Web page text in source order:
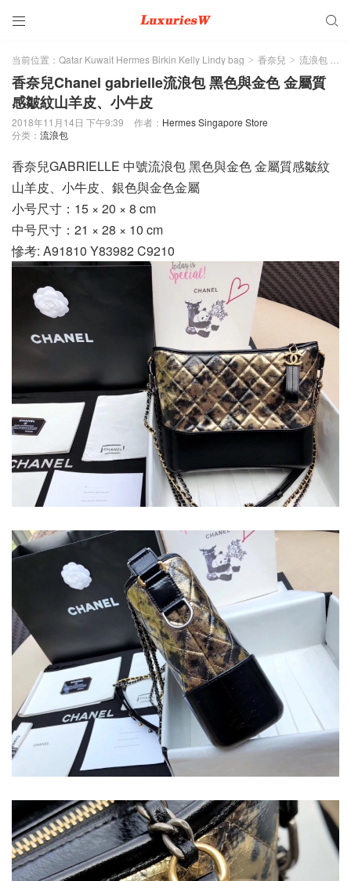
 
当前位置： Qatar Kuwait Hermes Birkin Kelly Lindy bag > 香奈兒 > 流浪包 >
香奈兒Chanel gabrielle流浪包 黑色與金色 金屬質
感皺紋山羊皮、小牛皮
2018年11月14日 下午9:39 作者： Hermes Singapore Store
分类： 流浪包
香奈兒GABRIELLE 中號流浪包 黑色與金色 金屬質感皺紋
山羊皮、小牛皮、銀色與金色金屬
小号尺寸：15 × 20 × 8 cm
中号尺寸：21 × 28 × 10 cm
慘考: A91810 Y83982 C9210